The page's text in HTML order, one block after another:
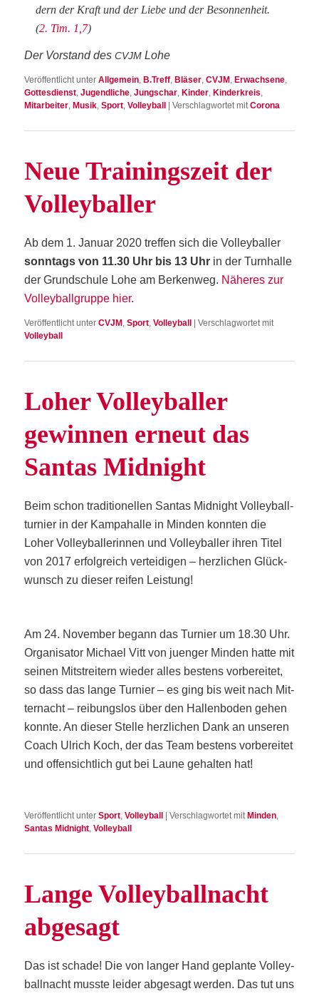
dern der Kraft und der Lie­be und der Beson­nen­heit.
(2. Tim. 1,7)
Der Vor­stand desCVJM Lohe
Veröffentlicht unter Allgemein, B.Treff, Bläser,CVJM , Erwachsene,
Gottesdienst,Jugendliche,Jungschar, Kinder, Kinderkreis,
Mitarbeiter, Musik,Sport,Volleyball |Verschlagwortet mit Corona
Neue Trai­nings­zeit der
Volleyballer
Ab dem 1. Janu­ar 2020 tref­fen sich die Vol­ley­bal­ler
sonn­tags von 11.30 Uhr bis 13 Uhr in der Turn­hal­le
der Grund­schu­le Lohe am Berken­weg. Nähe­res zur
Vol­ley­ball­grup­pe hier.
Veröffentlicht unter CVJM ,Sport,Volleyball |Verschlagwortet mit
Volleyball
Loher Vol­ley­bal­ler
gewin­nen erneut das
San­tas Midnight
Beim schon tra­di­tio­nel­len San­tas Mid­night Vol­ley­ball­
tur­nier in der Kam­pa­hal­le in Min­den konn­ten die
Loher Vol­ley­bal­le­rin­nen und Vol­ley­bal­ler ihren Titel
von 2017 erfolg­reich ver­tei­di­gen – herz­li­chen Glück­
wunsch zu die­ser rei­fen Leistung!
Am 24. Novem­ber begann das Tur­nier um 18.30 Uhr.
Orga­ni­sa­tor Micha­el Vitt von juen­ger Min­den hat­te mit
sei­nen Mit­strei­tern wie­der alles bes­tens vor­be­rei­tet,
so dass das lan­ge Tur­nier – es ging bis weit nach Mit­
ter­nacht – rei­bungs­los über den Hal­len­bo­den gehen
konn­te. An die­ser Stel­le herz­li­chen Dank an unse­ren
Coach Ulrich Koch, der das Team bes­tens vor­be­rei­tet
und offen­sicht­lich gut bei Lau­ne gehal­ten hat!
Veröffentlicht unter Sport,Volleyball |Verschlagwortet mit Minden,
Santas Midnight,Volleyball
Lan­ge Vol­ley­ball­nacht
abgesagt
Das ist scha­de! Die von lan­ger Hand geplan­te Vol­ley­
ball­nacht muss­te lei­der abge­sagt wer­den. Das tut uns